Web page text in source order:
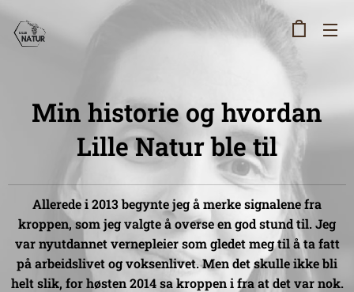
Min historie og hvordan
Lille Natur ble til
Allerede i 2013 begynte jeg å merke signalene fra
kroppen, som jeg valgte å overse en god stund til. Jeg
var nyutdannet vernepleier som gledet meg til å ta fatt
på arbeidslivet og voksenlivet. Men det skulle ikke bli
helt slik, for høsten 2014 sa kroppen i fra at det var nok.